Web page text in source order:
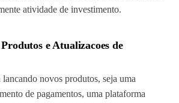
atividade de investimento.
e Atualizacoes de
novos produtos, seja uma
de pagamentos, uma plataforma